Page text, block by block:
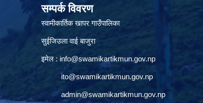
सम्पर्क विवरण
स्वामीकार्तिक खापर गाउँपालिका
सुईजिउला वाई बाजुरा
इमेल : info@swamikartikmun.gov.np
ito@swamikartikmun.gov.np
admin@swamikartikmun.gov.np